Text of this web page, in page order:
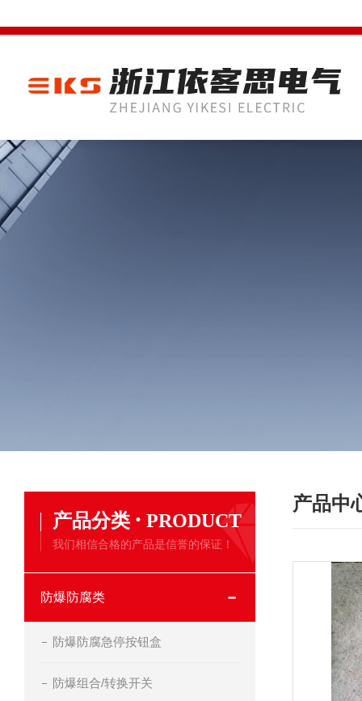
产品分类 · PRODUCT
我们相信合格的产品是信誉的保证！
防爆防腐类
防爆防腐急停按钮盒
防爆组合/转换开关
产品中